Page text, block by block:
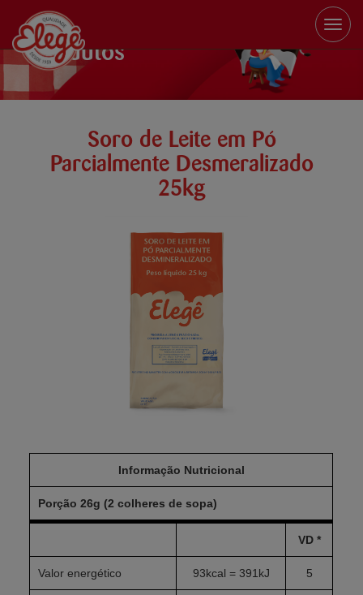
Toggle
Produtos
Soro de Leite em Pó
Parcialmente Desmeralizado
25kg
Informação Nutricional
Porção 26g (2 colheres de sopa)
VD *
Valor energético 93kcal = 391kJ 5